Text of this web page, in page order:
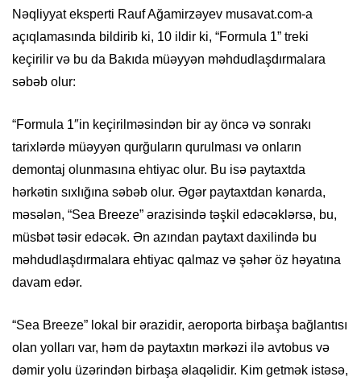
Nəqliyyat eksperti Rauf Ağamirzəyev musavat.com-a
açıqlamasında bildirib ki, 10 ildir ki, “Formula 1” treki
keçirilir və bu da Bakıda müəyyən məhdudlaşdırmalara
səbəb olur:
“Formula 1″in keçirilməsindən bir ay öncə və sonrakı
tarixlərdə müəyyən qurğuların qurulması və onların
demontaj olunmasına ehtiyac olur. Bu isə paytaxtda
hərkətin sıxlığına səbəb olur. Əgər paytaxtdan kənarda,
məsələn, “Sea Breeze” ərazisində təşkil edəcəklərsə, bu,
müsbət təsir edəcək. Ən azından paytaxt daxilində bu
məhdudlaşdırmalara ehtiyac qalmaz və şəhər öz həyatına
davam edər.
“Sea Breeze” lokal bir ərazidir, aeroporta birbaşa bağlantısı
olan yolları var, həm də paytaxtın mərkəzi ilə avtobus və
dəmir yolu üzərindən birbaşa əlaqəlidir. Kim getmək istəsə,